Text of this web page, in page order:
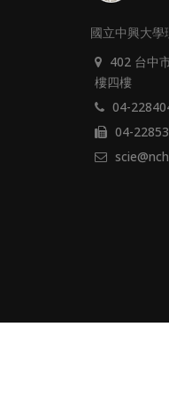
國立中興大學
402 台中
樓四樓
04-
04-